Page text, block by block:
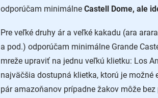
odporúčam minimálne Castell Dome, ale
Pre veľké druhy ár a veľké kakadu (ara
a pod.) odporúčam minimálne Grande
mreže upraviť na jednu veľkú klietku: Los
najväčšia dostupná klietka, ktorú je
pár amazoňanov prípadne žakov môže